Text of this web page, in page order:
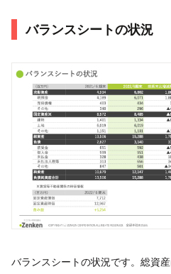
バランスシートの状況
バランスシートの状況です。総資